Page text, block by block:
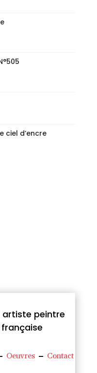
ciel d’encre
artiste peintre
Oeuvres – Contact